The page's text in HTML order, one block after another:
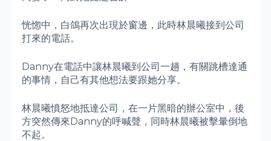
恍惚中，白鴿再次出現於窗邊，此時林晨曦接到公司
打來的電話。
Danny在電話中讓林晨曦到公司一趟，有關跳槽達通
的事情，自己有其他想法要跟她分享。
林晨曦憤怒地抵達公司，在一片黑暗的辦公室中，後
方突然傳來Danny的呼喊聲，同時林晨曦被擊暈倒地
不起。